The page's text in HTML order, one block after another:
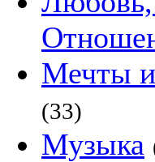
Мечты
(33)
Музыка